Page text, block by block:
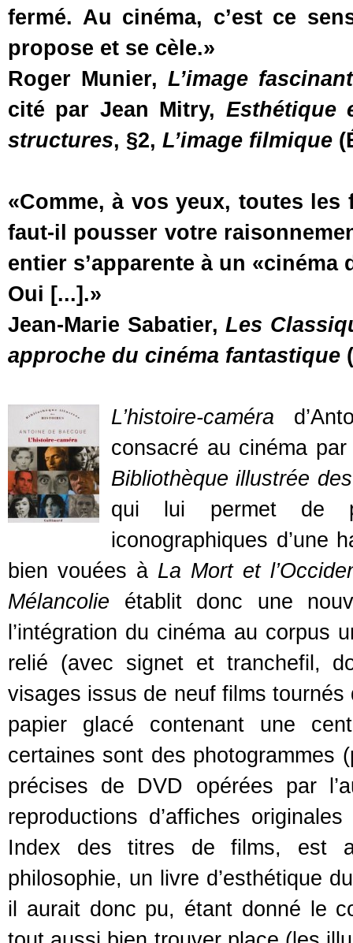
fermé. Au cinéma, c’est ce
propose et se cèle.»
Roger Munier, L’image
cité par Jean Mitry, Esthétique
structures, §2, L’image filmique
«Comme, à vos yeux, toutes
faut-il pousser votre
entier s’apparente à un «cinéma
Oui [...].»
Jean-Marie Sabatier,Les
approche du cinéma fantastique
L’histoire-caméra
consacré au cinéma
Bibliothèque illustrée
qui lui permet de
iconographiques d’une
bien vouées à La Mort et
Mélancolie établit donc une
l’intégration du cinéma au corpus
relié (avec signet et tranchefil,
visages issus de neuf films
papier glacé contenant une
certaines sont des photogrammes
précises de DVD opérées par
reproductions d’affiches
Index des titres de films, est
philosophie, un livre d’esthétique
il aurait donc pu, étant donné le